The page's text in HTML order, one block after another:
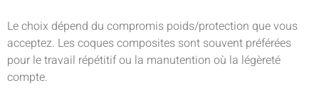
Le choix dépend du compromis poids/protection que vous
acceptez. Les coques composites sont souvent préférées
pour le travail répétitif ou la manutention où la légèreté
compte.